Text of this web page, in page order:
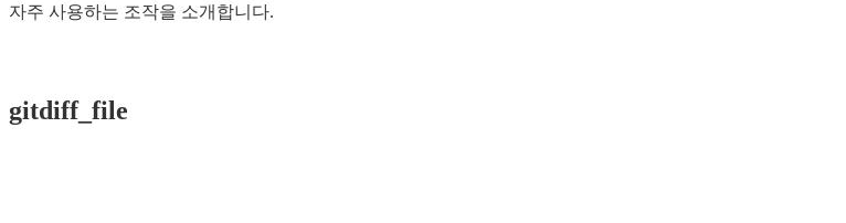
자주 사용하는 조작을 소개합니다.
gitdiff_file